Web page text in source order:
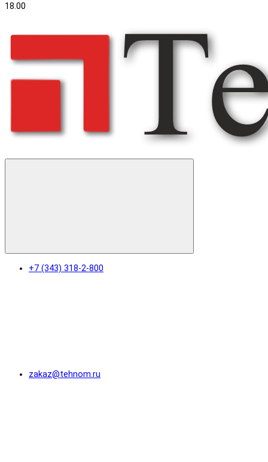
18.00
+7 (343) 318-2-800
zakaz@tehnom.ru